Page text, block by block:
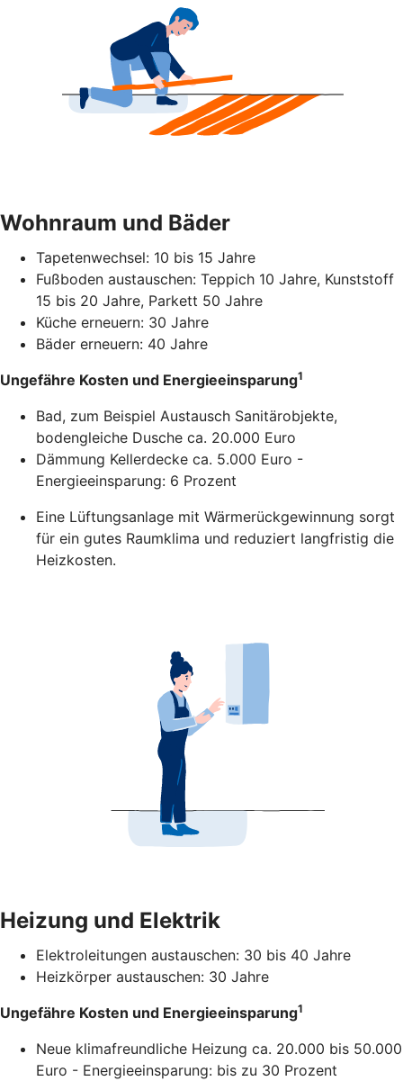
Wohnraum und Bäder
Tapetenwechsel: 10 bis 15 Jahre
Fußboden austauschen: Teppich 10 Jahre, Kunststoff
15 bis 20 Jahre, Parkett 50 Jahre
Küche erneuern: 30 Jahre
Bäder erneuern: 40 Jahre
Ungefähre Kosten und Energieeinsparung1
Bad, zum Beispiel Austausch Sanitärobjekte,
bodengleiche Dusche ca. 20.000 Euro
Dämmung Kellerdecke ca. 5.000 Euro -
Energieeinsparung: 6 Prozent
Eine Lüftungsanlage mit Wärmerückgewinnung sorgt
für ein gutes Raumklima und reduziert langfristig die
Heizkosten.
Heizung und Elektrik
Elektroleitungen austauschen: 30 bis 40 Jahre
Heizkörper austauschen: 30 Jahre
Ungefähre Kosten und Energieeinsparung1
Neue klimafreundliche Heizung ca. 20.000 bis 50.000
Euro - Energieeinsparung: bis zu 30 Prozent